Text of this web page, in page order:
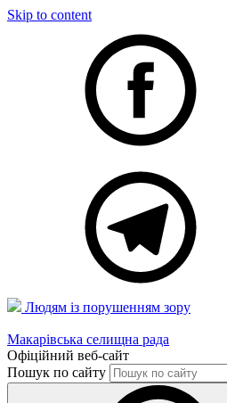
Skip to content
Людям із порушенням зору
Макарівська селищна рада
Офіційний веб-сайт
Пошук по сайту